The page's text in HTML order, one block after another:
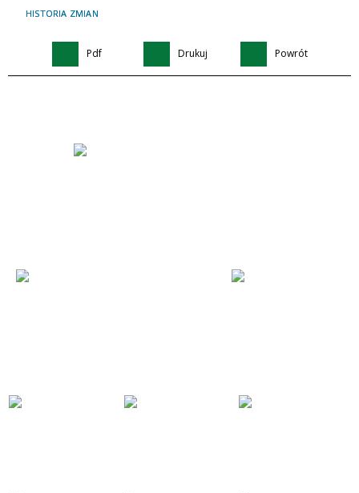
HISTORIA ZMIAN
Pdf Drukuj Powrót